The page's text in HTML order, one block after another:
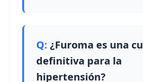
¿Furoma es una
definitiva para la
hipertensión?